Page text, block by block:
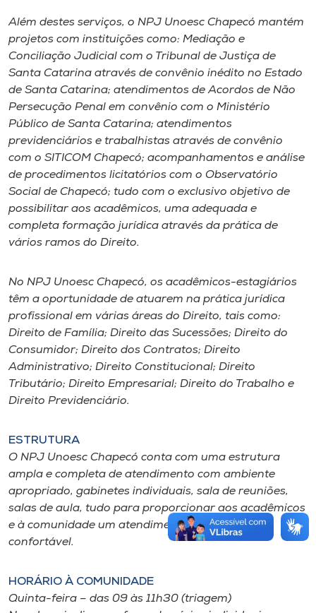
Unoesc
Store
o idioma
A+
Além destes serviços, o NPJ Unoesc Chapecó mantém
projetos com instituições como: Mediação e
Conciliação Judicial com o Tribunal de Justiça de
Santa Catarina através de convênio inédito no Estado
de Santa Catarina; atendimentos de Acordos de Não
Persecução Penal em convênio com o Ministério
Público de Santa Catarina; atendimentos
previdenciários e trabalhistas através de convênio
com o SITICOM Chapecó; acompanhamentos e análise
de procedimentos licitatórios com o Observatório
Social de Chapecó; tudo com o exclusivo objetivo de
possibilitar aos acadêmicos, uma adequada e
completa formação jurídica através da prática de
vários ramos do Direito.
No NPJ Unoesc Chapecó, os acadêmicos-estagiários
têm a oportunidade de atuarem na prática jurídica
profissional em várias áreas do Direito, tais como:
Direito de Família; Direito das Sucessões; Direito do
Consumidor; Direito dos Contratos; Direito
Administrativo; Direito Constitucional; Direito
Tributário; Direito Empresarial; Direito do Trabalho e
Direito Previdenciário.
ESTRUTURA
O NPJ Unoesc Chapecó conta com uma estrutura
ampla e completa de atendimento com ambiente
apropriado, gabinetes individuais, sala de reuniões,
salas de aula, tudo para proporcionar aos acadêmicos
e à comunidade um atendimento adequado e
confortável.
HORÁRIO À COMUNIDADE
Quinta-feira – das 09 às 11h30 (triagem)